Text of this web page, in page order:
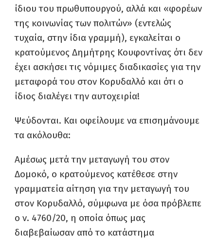
ίδιου του πρωθυπουργού, αλλά και «φορέων
της κοινωνίας των πολιτών» (εντελώς
τυχαία, στην ίδια γραμμή), εγκαλείται ο
κρατούμενος Δημήτρης Κουφοντίνας ότι δεν
έχει ασκήσει τις νόμιμες διαδικασίες για την
μεταφορά του στον Κορυδαλλό και ότι ο
ίδιος διαλέγει την αυτοχειρία!
Ψεύδονται. Και οφείλουμε να επισημάνουμε
τα ακόλουθα:
Αμέσως μετά την μεταγωγή του στον
Δομοκό, ο κρατούμενος κατέθεσε στην
γραμματεία αίτηση για την μεταγωγή του
στον Κορυδαλλό, σύμφωνα με όσα πρόβλεπε
ο ν. 4760/20, η οποία όπως μας
διαβεβαίωσαν από το κατάστημα